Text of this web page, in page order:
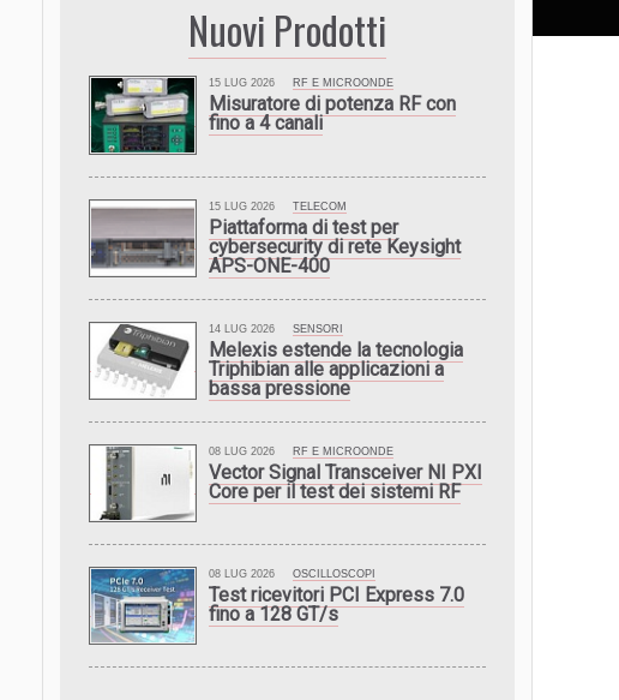
Nuovi Prodotti
15 LUG 2026 RF E MICROONDE
Misuratore di potenza RF con
fino a 4 canali
15 LUG 2026 TELECOM
Piattaforma di test per
cybersecurity di rete Keysight
APS-ONE-400
14 LUG 2026 SENSORI
Melexis estende la tecnologia
Triphibian alle applicazioni a
bassa pressione
08 LUG 2026 RF E MICROONDE
Vector Signal Transceiver NI PXI
Core per il test dei sistemi RF
08 LUG 2026 OSCILLOSCOPI
Test ricevitori PCI Express 7.0
fino a 128 GT/s